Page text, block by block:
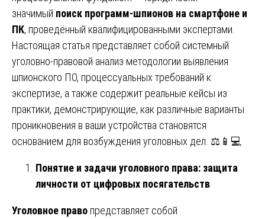
значимый поиск программ-шпионов на смартфоне и
ПК, проведённый квалифицированными экспертами.
Настоящая статья представляет собой системный
уголовно-правовой анализ методологии выявления
шпионского ПО, процессуальных требований к
экспертизе, а также содержит реальные кейсы из
практики, демонстрирующие, как различные варианты
проникновения в ваши устройства становятся
основанием для возбуждения уголовных дел. ⚖️📱💻
Понятие и задачи уголовного права: защита
личности от цифровых посягательств
Уголовное право представляет собой